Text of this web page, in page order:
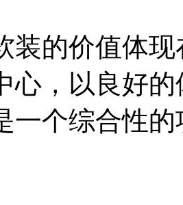
装的价值体
心，以良好
一个综合性